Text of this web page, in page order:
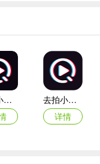
摄影作品获取灵感，还
目标摄影师，点击免费
、右下角沟通拍摄等，
确认预约。
中心查看约拍状态更新
在广场分享成片。
去拍小视频手机版
去拍小视频app
详情